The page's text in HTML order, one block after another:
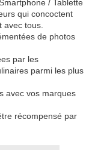
/ Tablette
qui concoctent
tous.
de photos
par les
parmi les plus
avec vos marques
récompensé par